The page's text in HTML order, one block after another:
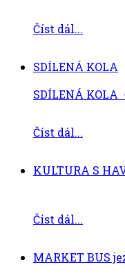
Číst dál...
SDÍLENÁ KOLA
SDÍLENÁ KOLA
Číst dál...
KULTURA S
Číst dál...
MARKET BUS